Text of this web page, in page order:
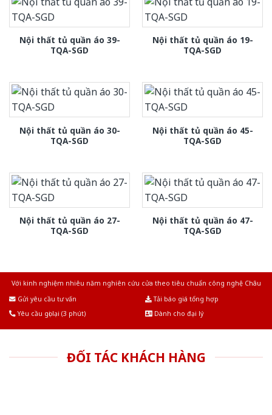
Nội thất tủ quần áo 39-
TQA-SGD
Nội thất tủ quần áo 19-
TQA-SGD
Nội thất tủ quần áo 30-
TQA-SGD
Nội thất tủ quần áo 45-
TQA-SGD
Nội thất tủ quần áo 27-
TQA-SGD
Nội thất tủ quần áo 47-
TQA-SGD
Với kinh nghiệm nhiêu năm nghiên cứu cửa theo tiêu chuẩn công nghệ Châu
Gửi yêu cầu tư vấn
Tải báo giá tổng hợp
Yêu cầu gọi lại (3 phút)
Dành cho đại lý
ĐỐI TÁC KHÁCH HÀNG